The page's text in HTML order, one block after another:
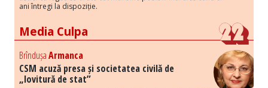
ani întregi la dispoziție.
Media Culpa
BrîndușaArmanca
CSM acuză presa și societatea civilă de
„lovitură de stat”